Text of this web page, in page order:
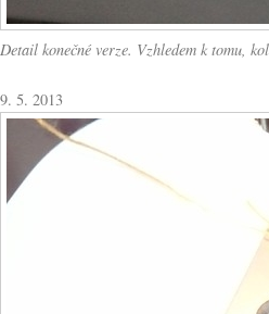
Detail konečné verze. Vzhledem k tomu,
9. 5. 2013